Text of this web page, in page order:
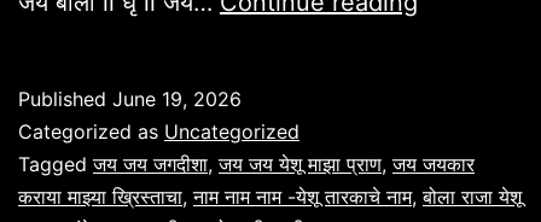
भक्ती
गीते
Published June 19, 2026
Categorized as Uncategorized
Taggedजय जय जगदीशा,जय जय येशू माझा प्राण,जय जयकार
कराया माझ्या ख्रिस्ताचा,नाम नाम नाम -येशू तारकाचे नाम,बोला राजा येशू